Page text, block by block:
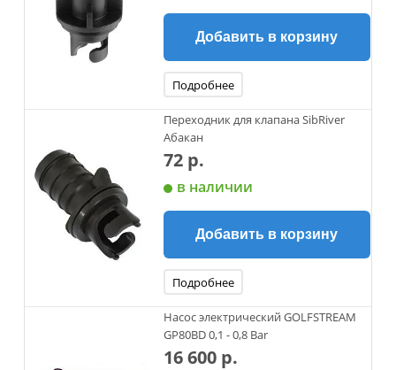
Добавить в корзину
Подробнее
Переходник для клапана SibRiver
Абакан
72 р.
в наличии
Добавить в корзину
Подробнее
Насос электрический GOLFSTREAM
GP80BD 0,1 - 0,8 Bar
16 600 р.